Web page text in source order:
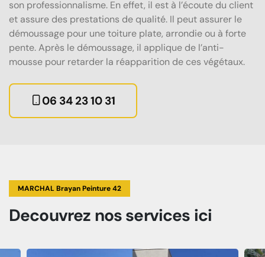
son professionnalisme. En effet, il est à l’écoute du client
et assure des prestations de qualité. Il peut assurer le
démoussage pour une toiture plate, arrondie ou à forte
pente. Après le démoussage, il applique de l’anti-
mousse pour retarder la réapparition de ces végétaux.
06 34 23 10 31
MARCHAL Brayan Peinture 42
Decouvrez nos services ici